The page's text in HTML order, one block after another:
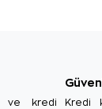
ve kredi
Kredi